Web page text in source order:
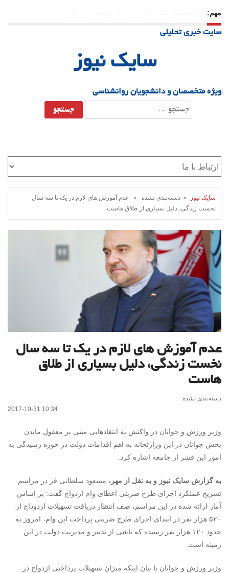
مهم:
21 دسامبر 25
سایت خبری تحلیلی
سایک نیوز
ویژه متخصصان و دانشجویان روانشناسی
جستجو
برای:
سایک نیوز
» دسته‌بندی نشده » عدم آموزش های لازم در یک تا سه سال
نخست زندگی، دلیل بسیاری از طلاق هاست
عدم آموزش های لازم در یک تا سه سال
نخست زندگی، دلیل بسیاری از طلاق
هاست
دسته‌بندی نشده
2017-10-31 10:34
وزیر ورزش و جوانان در واکنش به انتقادهایی مبنی بر مغفول ماندن
بخش جوانان در این وزارتخانه به اهم اقدامات دولت در حوزه رسیدگی به
امور این قشر از جامعه اشاره کرد.
به گزارش سایک نیوز و به نقل از مهر، مسعود سلطانی فر در مراسم
تشریح عملکرد اجرای طرح ضربتی اعطای وام ازدواج گفت: بر اساس
آمار ارائه شده در این مراسم، صف انتظار دریافت تسهیلات ازدوداج از
۵۲۰ هزار نفر در ابتدای اجرای طرح ضربتی پرداخت این وام، امروز به
حدود ۱۲۰ هزار نفر رسیده که ناشی از تدبیر و مدیریت دولت در این
زمینه است.
وزیر ورزش و جوانان با بیان اینکه میزان تسهیلات پرداختی ازدواج در